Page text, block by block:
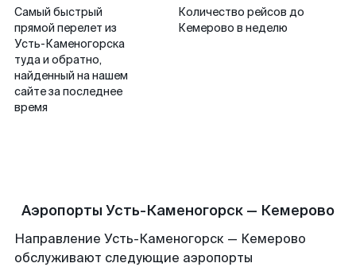
Самый быстрый
прямой перелет из
Усть-Каменогорска
туда и обратно,
найденный на нашем
сайте за последнее
время
Количество рейсов до
Кемерово в неделю
Аэропорты Усть-Каменогорск — Кемерово
Направление Усть-Каменогорск — Кемерово
обслуживают следующие аэропорты